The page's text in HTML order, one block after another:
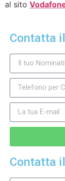
al sito
Contatta
Contatta